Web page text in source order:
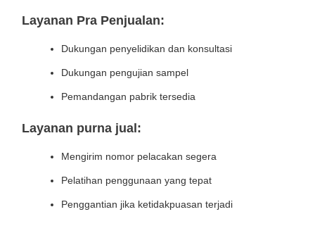
Layanan Pra Penjualan:
Dukungan penyelidikan dan konsultasi
Dukungan pengujian sampel
Pemandangan pabrik tersedia
Layanan purna jual:
Mengirim nomor pelacakan segera
Pelatihan penggunaan yang tepat
Penggantian jika ketidakpuasan terjadi